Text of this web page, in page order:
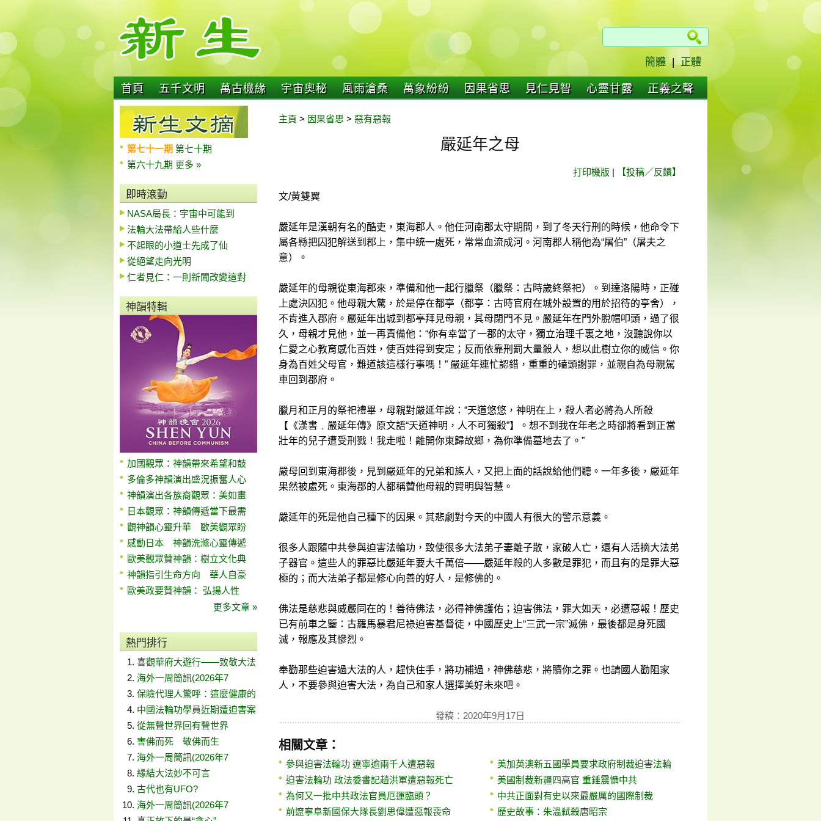
簡體 | 正體
首頁 五千文明 萬古機緣 宇宙奧秘 風雨滄桑 萬象紛紛 因果省思 見仁見智 心靈甘露 正義之聲
第七十一期 第七十期
第六十九期 更多 »
即時滾動
NASA局長：宇宙中可能到
法輪大法帶給人些什麼
不起眼的小道士先成了仙
從絕望走向光明
仁者見仁：一則新聞改變這對
神韻特輯
加國觀眾：神韻帶來希望和鼓
多倫多神韻演出盛況振奮人心
神韻演出各族裔觀眾：美如畫
日本觀眾：神韻傳遞當下最需
觀神韻心靈升華 歐美觀眾盼
感動日本 神韻洗滌心靈傳遞
歐美觀眾贊神韻：樹立文化典
神韻指引生命方向 華人自豪
歐美政要贊神韻： 弘揚人性
更多文章 »
熱門排行
喜觀華府大遊行——致敬大法
海外一周簡訊(2026年7
保險代理人驚呼：這麼健康的
中國法輪功學員近期遭迫害案
從無聲世界回有聲世界
害佛而死 敬佛而生
海外一周簡訊(2026年7
緣結大法妙不可言
古代也有UFO?
海外一周簡訊(2026年7
主頁 > 因果省思 > 惡有惡報
嚴延年之母
打印機版 | 【投稿／反饋】
文/黃雙翼
嚴延年是漢朝有名的酷吏，東海郡人。他任河南郡太守期間，到了冬天行刑的時候，他命令下
屬各縣把囚犯解送到郡上，集中統一處死，常常血流成河。河南郡人稱他為“屠伯”（屠夫之
意）。
嚴延年的母親從東海郡來，準備和他一起行臘祭（臘祭：古時歲終祭祀）。到達洛陽時，正碰
上處決囚犯。他母親大驚，於是停在都亭（都亭：古時官府在城外設置的用於招待的亭舍），
不肯進入郡府。嚴延年出城到都亭拜見母親，其母閉門不見。嚴延年在門外脫帽叩頭，過了很
久，母親才見他，並一再責備他：“你有幸當了一郡的太守，獨立治理千裏之地，沒聽說你以
仁愛之心教育感化百姓，使百姓得到安定；反而依靠刑罰大量殺人，想以此樹立你的威信。你
身為百姓父母官，難道該這樣行事嗎！” 嚴延年連忙認錯，重重的磕頭謝罪，並親自為母親駕
車回到郡府。
臘月和正月的祭祀禮畢，母親對嚴延年說：“天道悠悠，神明在上，殺人者必將為人所殺
【《漢書﹒嚴延年傳》原文語“天道神明，人不可獨殺”】。想不到我在年老之時卻將看到正當
壯年的兒子遭受刑戮！我走啦！離開你東歸故鄉，為你準備墓地去了。”
嚴母回到東海郡後，見到嚴延年的兄弟和族人，又把上面的話說給他們聽。一年多後，嚴延年
果然被處死。東海郡的人都稱贊他母親的賢明與智慧。
嚴延年的死是他自己種下的因果。其悲劇對今天的中國人有很大的警示意義。
很多人跟隨中共參與迫害法輪功，致使很多大法弟子妻離子散，家破人亡，還有人活摘大法弟
子器官。這些人的罪惡比嚴延年要大千萬倍——嚴延年殺的人多數是罪犯，而且有的是罪大惡
極的；而大法弟子都是修心向善的好人，是修佛的。
佛法是慈悲與威嚴同在的！善待佛法，必得神佛護佑；迫害佛法，罪大如天，必遭惡報！歷史
已有前車之鑒：古羅馬暴君尼祿迫害基督徒，中國歷史上“三武一宗”滅佛，最後都是身死國
滅，報應及其慘烈。
奉勸那些迫害過大法的人，趕快住手，將功補過，神佛慈悲，將贖你之罪。也請國人勸阻家
人，不要參與迫害大法，為自己和家人選擇美好未來吧。
發稿：2020年9月17日
相關文章：
參與迫害法輪功 遼寧逾兩千人遭惡報
迫害法輪功 政法委書記趙洪軍遭惡報死亡
為何又一批中共政法官員厄運臨頭？
前遼寧阜新國保大隊長劉思偉遭惡報喪命
美加英澳新五國學員要求政府制裁迫害法輪
美國制裁新疆四高官 重錘震懾中共
中共正面對有史以來最嚴厲的國際制裁
歷史故事：朱溫弒殺唐昭宗